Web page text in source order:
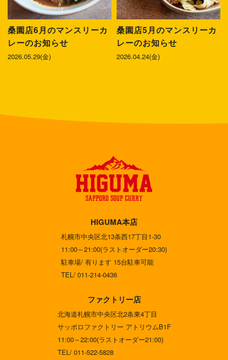
桑園店6月のマンスリーカ
レーのお知らせ
2026.05.29(金)
桑園店5月のマンスリーカ
レーのお知らせ
2026.04.24(金)
HIGUMA本店
札幌市中央区北13条西17丁目1-30
11:00～21:00(ラストオーダー20:30)
駐車場/ 有ります 15台駐車可能
TEL/ 011-214-0436
ファクトリー店
北海道札幌市中央区北2条東4丁目
サッポロファクトリー アトリウムB1F
11:00～22:00(ラストオーダー21:00)
TEL/ 011-522-5828